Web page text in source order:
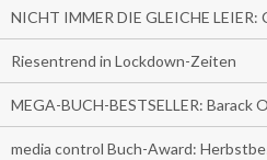
NICHT IMMER DIE GLEICHE
Riesentrend in Lockdown-Zeiten
MEGA-BUCH-BESTSELLER: Barack
media control Buch-Award: